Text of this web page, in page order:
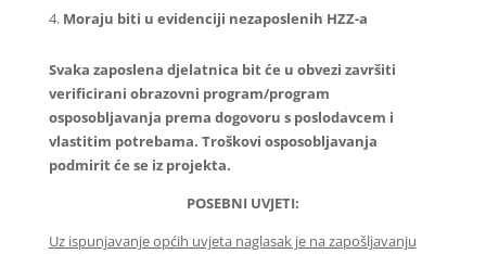
Moraju biti u evidenciji nezaposlenih HZZ-a
Svaka zaposlena djelatnica bit će u obvezi završiti
verificirani obrazovni program/program
osposobljavanja prema dogovoru s poslodavcem i
vlastitim potrebama. Troškovi osposobljavanja
podmirit će se iz projekta.
POSEBNI UVJETI:
Uz ispunjavanje općih uvjeta naglasak je na zapošljavanju